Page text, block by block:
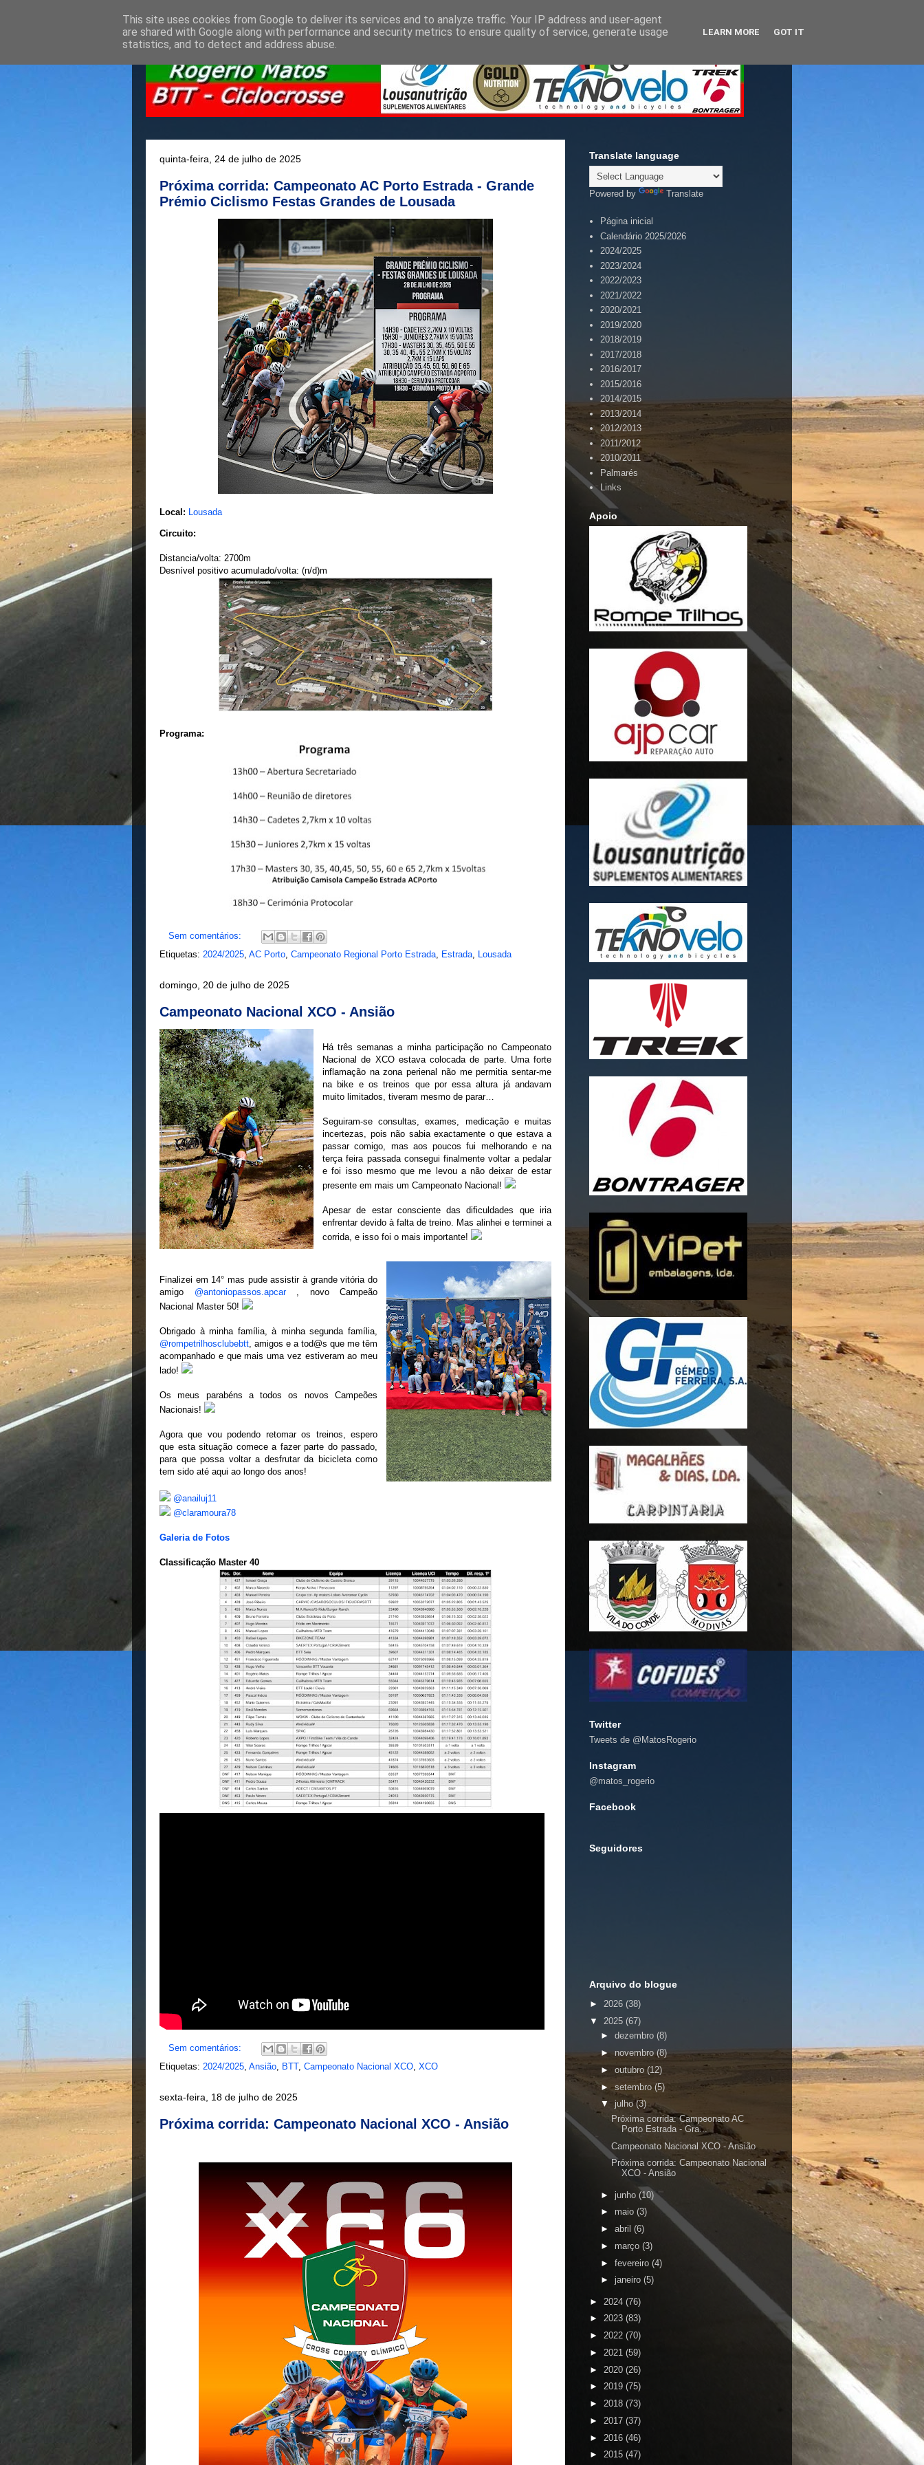
quinta-feira, 24 de julho de 2025
Próxima corrida: Campeonato AC Porto Estrada - Grande
Prémio Ciclismo Festas Grandes de Lousada
Local: Lousada
Circuito:
Distancia/volta: 2700m
Desnível positivo acumulado/volta: (n/d)m
Programa:
Sem comentários:
Etiquetas: 2024/2025, AC Porto, Campeonato Regional Porto Estrada, Estrada, Lousada
domingo, 20 de julho de 2025
Campeonato Nacional XCO - Ansião
Há três semanas a minha participação no Campeonato
Nacional de XCO estava colocada de parte. Uma forte
inflamação na zona perienal não me permitia sentar-me
na bike e os treinos que por essa altura já andavam
muito limitados, tiveram mesmo de parar…
Seguiram-se consultas, exames, medicação e muitas
incertezas, pois não sabia exactamente o que estava a
passar comigo, mas aos poucos fui melhorando e na
terça feira passada consegui finalmente voltar a pedalar
e foi isso mesmo que me levou a não deixar de estar
presente em mais um Campeonato Nacional!
Apesar de estar consciente das dificuldades que iria
enfrentar devido à falta de treino. Mas alinhei e terminei a
corrida, e isso foi o mais importante!
Finalizei em 14° mas pude assistir à grande vitória do
amigo @antoniopassos.apcar, novo Campeão
Nacional Master 50!
Obrigado à minha família, à minha segunda família,
@rompetrilhosclubebtt, amigos e a tod@s que me têm
acompanhado e que mais uma vez estiveram ao meu
lado!
Os meus parabéns a todos os novos Campeões
Nacionais!
Agora que vou podendo retomar os treinos, espero
que esta situação comece a fazer parte do passado,
para que possa voltar a desfrutar da bicicleta como
tem sido até aqui ao longo dos anos!
@anailuj11
@claramoura78
Galeria de Fotos
Classificação Master 40
Sem comentários:
Etiquetas: 2024/2025, Ansião, BTT, Campeonato Nacional XCO, XCO
sexta-feira, 18 de julho de 2025
Próxima corrida: Campeonato Nacional XCO - Ansião
Translate language
Powered by Translate
Página inicial
Calendário 2025/2026
2024/2025
2023/2024
2022/2023
2021/2022
2020/2021
2019/2020
2018/2019
2017/2018
2016/2017
2015/2016
2014/2015
2013/2014
2012/2013
2011/2012
2010/2011
Palmarés
Links
Apoio
Twitter
Tweets de @MatosRogerio
Instagram
@matos_rogerio
Facebook
Seguidores
Arquivo do blogue
► 2026 (38)
▼ 2025 (67)
► dezembro (8)
►novembro(8)
► outubro (12)
►setembro (5)
▼ julho(3)
Próxima corrida: Campeonato AC
Porto Estrada - Gra...
Campeonato Nacional XCO - Ansião
Próxima corrida: Campeonato Nacional
XCO - Ansião
► junho (10)
► maio (3)
► abril (6)
► março (3)
► fevereiro (4)
► janeiro (5)
► 2024 (76)
► 2023 (83)
► 2022 (70)
► 2021 (59)
► 2020 (26)
► 2019 (75)
► 2018 (73)
► 2017 (37)
► 2016 (46)
► 2015 (47)
This site uses cookies from Google to deliver its services and to analyze traffic. Your IP address and user-agent
are shared with Google along with performance and security metrics to ensure quality of service, generate usage
statistics, and to detect and address abuse.
LEARN MORE GOT IT